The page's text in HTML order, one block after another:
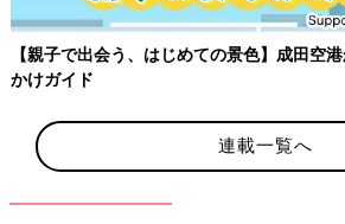
【親子で出会う、はじめての景色】成田空
かけガイド
連載一覧へ